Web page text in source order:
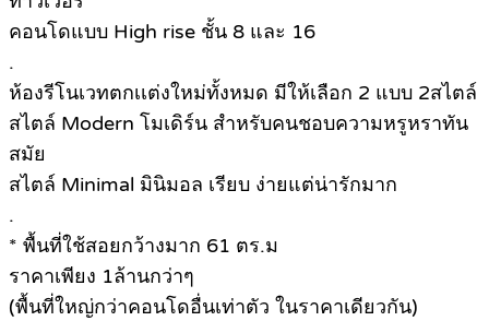
คอนโดแบบ High rise ชั้น 8 และ 16
.
ห้องรีโนเวทตกเเต่งใหม่ทั้งหมด มีให้เลือก 2 แบบ 2สไตล์
สไตล์ Modern โมเดิร์น สำหรับคนชอบความหรูหราทัน
สมัย
สไตล์ Minimal มินิมอล เรียบ ง่ายแต่น่ารักมาก
.
* พื้นที่ใช้สอยกว้างมาก 61 ตร.ม
ราคาเพียง 1ล้านกว่าๆ
(พื้นที่ใหญ่กว่าคอนโดอื่นเท่าตัว ในราคาเดียวกัน)